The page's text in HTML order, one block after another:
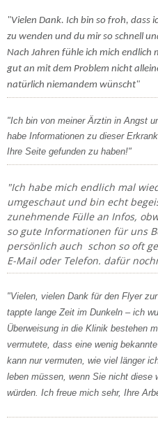
"Vielen Dank. Ich bin so froh, dass
zu wenden und du mir so schnell
Nach Jahren fühle ich mich endlich
gut an mit dem Problem nicht
natürlich niemandem wünscht"
"Ich bin von meiner Ärztin in Angst
habe Informationen zu dieser
Ihre Seite gefunden zu haben!"
"Ich habe mich endlich mal
umgeschaut und bin echt
zunehmende Fülle an Infos,
so gute Informationen für uns
persönlich auch schon so oft
E-Mail oder Telefon. dafür
"Vielen, vielen Dank für den Flyer
tappte lange Zeit im Dunkeln – ich
Überweisung in die Klinik bestehen
vermutete, dass eine wenig
kann nur vermuten, wie viel länger
leben müssen, wenn Sie nicht diese
würden. Ich freue mich sehr, Ihre